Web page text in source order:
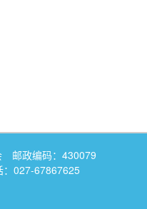
邮政编码：430079
027-67867625